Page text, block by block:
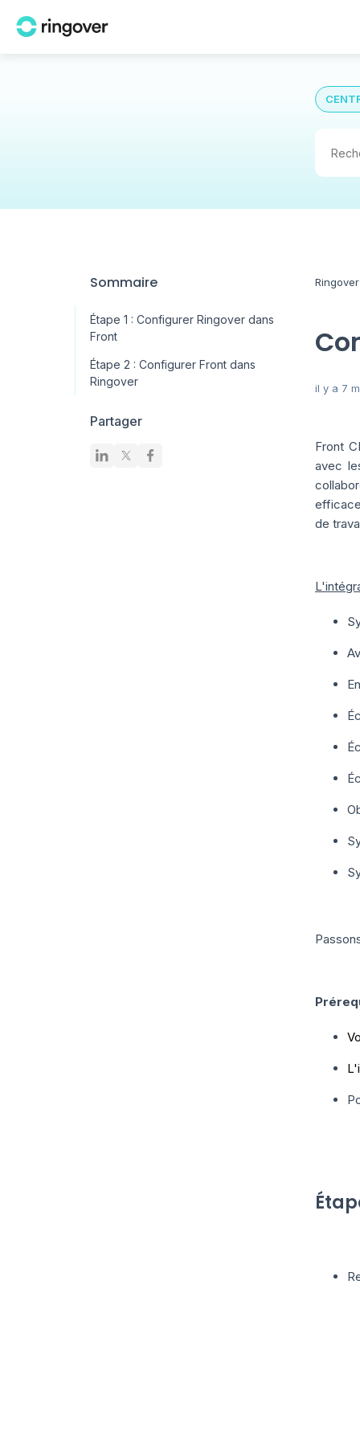
Sommaire
Étape 1 : Configurer Ringover dans
Front
Étape 2 : Configurer Front dans
Ringover
Partager
il y a 7
Front
avec
de